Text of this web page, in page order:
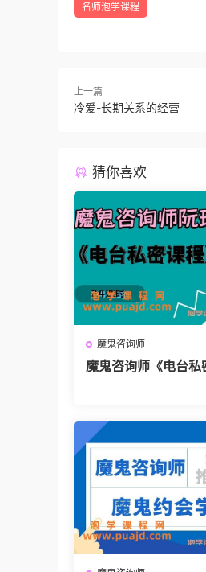
名师泡学课程
上一篇
冷爱-长期关系的经营
猜你喜欢
魔鬼咨询师
魔鬼咨询师《电台